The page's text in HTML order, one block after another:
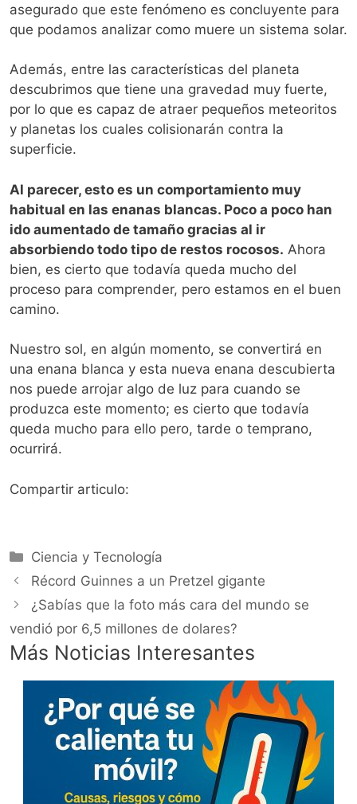
asegurado que este fenómeno es concluyente para
que podamos analizar como muere un sistema solar.
Además, entre las características del planeta
descubrimos que tiene una gravedad muy fuerte,
por lo que es capaz de atraer pequeños meteoritos
y planetas los cuales colisionarán contra la
superficie.
Al parecer, esto es un comportamiento muy
habitual en las enanas blancas. Poco a poco han
ido aumentado de tamaño gracias al ir
absorbiendo todo tipo de restos rocosos. Ahora
bien, es cierto que todavía queda mucho del
proceso para comprender, pero estamos en el buen
camino.
Nuestro sol, en algún momento, se convertirá en
una enana blanca y esta nueva enana descubierta
nos puede arrojar algo de luz para cuando se
produzca este momento; es cierto que todavía
queda mucho para ello pero, tarde o temprano,
ocurrirá.
Compartir articulo:
Categorías
Ciencia y Tecnología
Récord Guinnes a un Pretzel gigante
¿Sabías que la foto más cara del mundo se
vendió por 6,5 millones de dolares?
Más Noticias Interesantes